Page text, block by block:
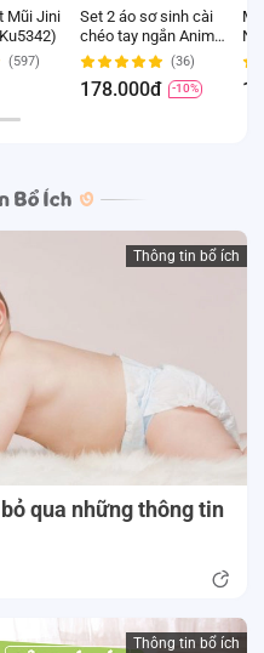
Mũi Jini
(597)
Set 2 áo sơ sinh cài
chéo tay ngắn Animo
Easy KV0724002 (3-
6M,Trắng-HT Chim
non)
(36)
178.000đ -10%
Thông tin bổ ích
qua những thông tin
Thông tin bổ ích